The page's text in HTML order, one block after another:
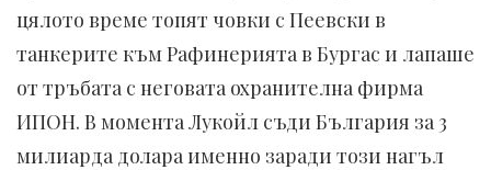
цялото време топят човки с Пеевски в
танкерите към Рафинерията в Бургас и лапаше
от тръбата с неговата охранителна фирма
ИПОН. В момента Лукойл съди България за 3
милиарда долара именно заради този нагъл